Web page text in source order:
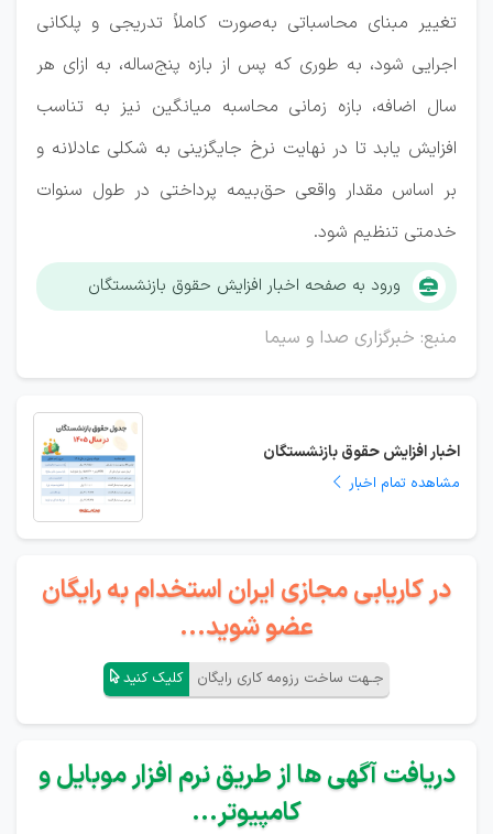
تغییر مبنای محاسباتی به‌صورت کاملاً تدریجی و پلکانی
اجرایی شود، به طوری که پس از بازه پنج‌ساله، به ازای هر
سال اضافه، بازه زمانی محاسبه میانگین نیز به تناسب
افزایش یابد تا در نهایت نرخ جایگزینی به شکلی عادلانه و
بر اساس مقدار واقعی حق‌بیمه پرداختی در طول سنوات
خدمتی تنظیم شود.
ورود به صفحه اخبار افزایش حقوق بازنشستگان
منبع: خبرگزاری صدا و سیما
اخبار افزایش حقوق بازنشستگان
مشاهده تمام اخبار
در کاریابی مجازی ایران استخدام به رایگان
عضو شوید...
جـهت ساخت رزومه کاری رایگان کلیک کنید
دریافت آگهی ها از طریق نرم افزار موبایل و
کامپیوتر...